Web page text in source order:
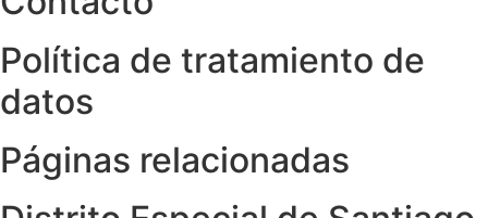
Política de tratamiento de
datos
Páginas relacionadas